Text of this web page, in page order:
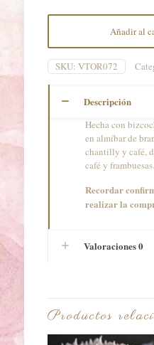
personas
Añadir al
SKU: VTOR072
Descripción
Hecha con
en almíbar de
chantilly y café,
café y frambuesas.
Recordar
realizar la
Valoraciones0
Productos